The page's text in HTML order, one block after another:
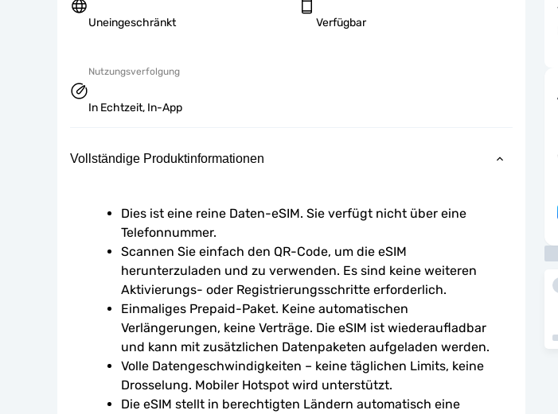
Uneingeschränkt Verfügbar
Nutzungsverfolgung
In Echtzeit, In-App
Vollständige Produktinformationen
Dies ist eine reine Daten-eSIM. Sie verfügt nicht über eine
Telefonnummer.
Scannen Sie einfach den QR-Code, um die eSIM
herunterzuladen und zu verwenden. Es sind keine weiteren
Aktivierungs- oder Registrierungsschritte erforderlich.
Einmaliges Prepaid-Paket. Keine automatischen
Verlängerungen, keine Verträge. Die eSIM ist wiederaufladbar
und kann mit zusätzlichen Datenpaketen aufgeladen werden.
Volle Datengeschwindigkeiten – keine täglichen Limits, keine
Drosselung. Mobiler Hotspot wird unterstützt.
Die eSIM stellt in berechtigten Ländern automatisch eine